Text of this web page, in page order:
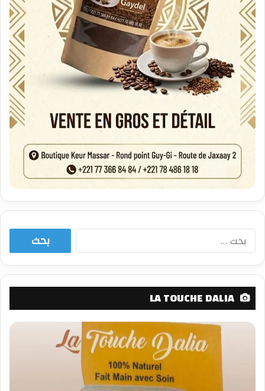
البحث
LA TOUCHE DALIA